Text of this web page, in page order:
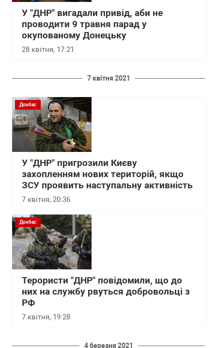
У "ДНР" вигадали привід, аби не
проводити 9 травня парад у
окупованому Донецьку
28 квітня, 17:21
7 квітня 2021
Донбас
У "ДНР" пригрозили Києву
захопленням нових територій, якщо
ЗСУ проявить наступальну активність
7 квітня, 20:36
Донбас
Терористи "ДНР" повідомили, що до
них на службу рвуться добровольці з
РФ
7 квітня, 19:28
4 березня 2021